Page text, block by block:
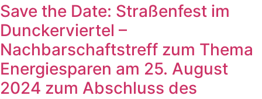
Save the Date: Straßenfest im
Dunckerviertel –
Nachbarschaftstreff zum Thema
Energiesparen am 25. August
2024 zum Abschluss des